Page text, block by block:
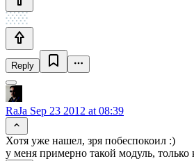
Reply
RaJa Sep 23 2012 at 08:39
Хотя уже нашел, зря побеспокоил :)
у меня примерно такой модуль, только